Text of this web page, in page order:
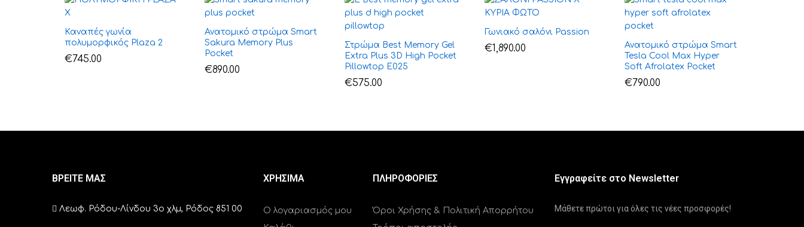
Καναπές γωνία
πολυμορφικός Plaza 2
€745.00
Ανατομικό στρώμα Smart
Sakura Memory Plus
Pocket
€890.00
Στρώμα Best Memory Gel
Extra Plus 3D High Pocket
Pillowtop E025
€575.00
Γωνιακό σαλόνι Passion
€1,890.00
Ανατομικό στρώμα Smart
Tesla Cool Max Hyper
Soft Afrolatex Pocket
€790.00
ΒΡΕΙΤΕ ΜΑΣ
Λεωφ. Ρόδου-Λίνδου 3ο χλμ, Ρόδος 851 00
ΧΡΗΣΙΜΑ
Ο λογαριασμός μου
ΠΛΗΡΟΦΟΡΙΕΣ
Όροι Χρήσης & Πολιτική Απορρήτου
Εγγραφείτε στο Newsletter
Μάθετε πρώτοι για όλες τις νέες προσφορές!